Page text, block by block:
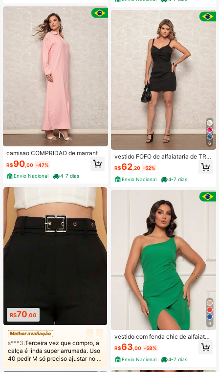
camisao COMPRIDAO de marrant
R$90 ,00 -47%
Envio Nacional
4-7 dias
R$70,00
Melhor avaliação
s***3:Terceira vez que compro, a
calça é linda super arrumada. Uso
40 pedir M só preciso ajustar no c
omprimento pois sou pequena kk.
6
vestido FOFO de alfaiataria de TRA
NCA com bojo com ziper do lado
R$62 ,20 -52%
Envio Nacional
4-7 dias
9
vestido com fenda chic de alfaiatari
a de uma alca
R$63 ,00 -58%
Envio Nacional
4-7 dias